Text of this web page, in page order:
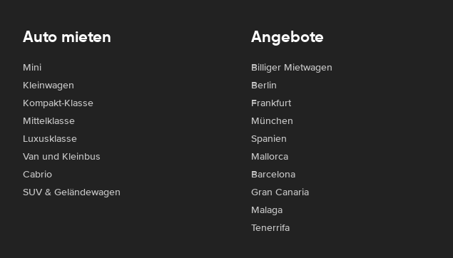
Auto mieten
Mini
Kleinwagen
Kompakt-Klasse
Mittelklasse
Luxusklasse
Van und Kleinbus
Cabrio
SUV & Geländewagen
Angebote
Billiger Mietwagen
Berlin
Frankfurt
München
Spanien
Mallorca
Barcelona
Gran Canaria
Malaga
Tenerrifa